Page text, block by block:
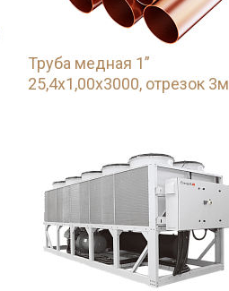
Труба медная 1”
25,4х1,00х3000, отрезок 3м